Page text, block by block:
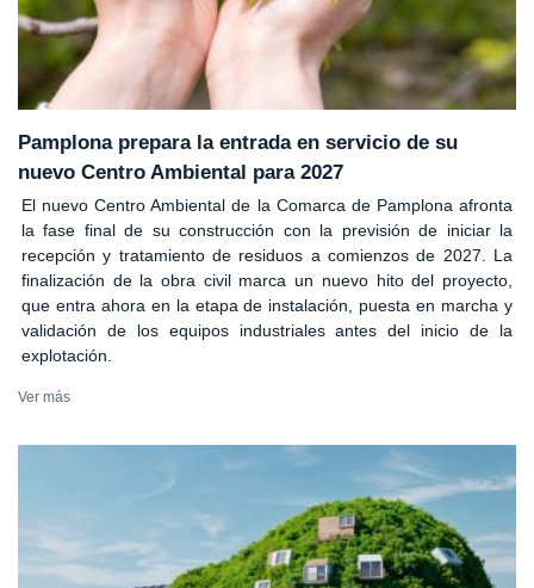
Pamplona prepara la entrada en servicio de su
nuevo Centro Ambiental para 2027
El nuevo Centro Ambiental de la Comarca de Pamplona afronta
la fase final de su construcción con la previsión de iniciar la
recepción y tratamiento de residuos a comienzos de 2027. La
finalización de la obra civil marca un nuevo hito del proyecto,
que entra ahora en la etapa de instalación, puesta en marcha y
validación de los equipos industriales antes del inicio de la
explotación.
Ver más